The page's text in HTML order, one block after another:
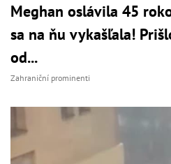
Meghan oslávila 45
sa na ňu vykašľala!
od...
Zahraniční prominenti